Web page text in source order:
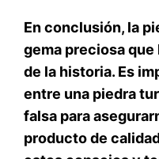
En conclusión, la
gema preciosa
de la historia. Es
entre una piedra
falsa para
producto de